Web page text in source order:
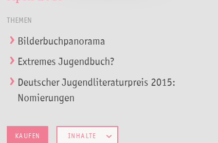
THEMEN
Bilderbuchpanorama
Extremes Jugendbuch?
Deutscher Jugendliteraturpreis 2015:
Nomierungen
KAUFEN INHALTE